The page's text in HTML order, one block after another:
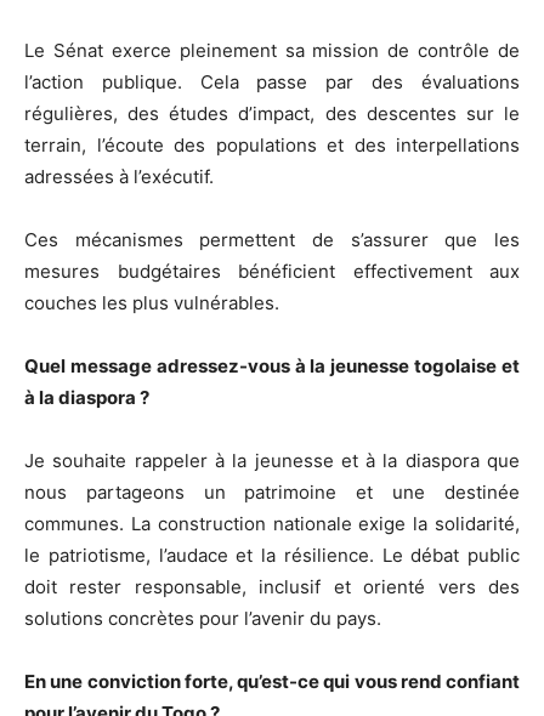
Le Sénat exerce pleinement sa mission de contrôle de
l’action publique. Cela passe par des évaluations
régulières, des études d’impact, des descentes sur le
terrain, l’écoute des populations et des interpellations
adressées à l’exécutif.
Ces mécanismes permettent de s’assurer que les
mesures budgétaires bénéficient effectivement aux
couches les plus vulnérables.
Quel message adressez-vous à la jeunesse togolaise et
à la diaspora ?
Je souhaite rappeler à la jeunesse et à la diaspora que
nous partageons un patrimoine et une destinée
communes. La construction nationale exige la solidarité,
le patriotisme, l’audace et la résilience. Le débat public
doit rester responsable, inclusif et orienté vers des
solutions concrètes pour l’avenir du pays.
En une conviction forte, qu’est-ce qui vous rend confiant